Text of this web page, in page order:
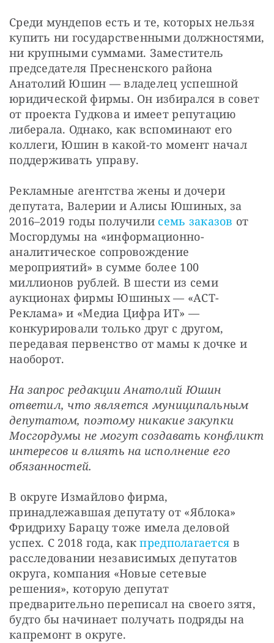
Среди мундепов есть и те, которых нельзя
купить ни государственными должностями,
ни крупными суммами. Заместитель
председателя Пресненского района
Анатолий Юшин — владелец успешной
юридической фирмы. Он избирался в совет
от проекта Гудкова и имеет репутацию
либерала. Однако, как вспоминают его
коллеги, Юшин в какой-то момент начал
поддерживать управу.
Рекламные агентства жены и дочери
депутата, Валерии и Алисы Юшиных, за
2016–2019 годы получили семь заказов от
Мосгордумы на «информационно-
аналитическое сопровождение
мероприятий» в сумме более 100
миллионов рублей. В шести из семи
аукционах фирмы Юшиных — «АСТ-
Реклама» и «Медиа Цифра ИТ» —
конкурировали только друг с другом,
передавая первенство от мамы к дочке и
наоборот.
На запрос редакции Анатолий Юшин
ответил, что является муниципальным
депутатом, поэтому никакие закупки
Мосгордумы не могут создавать конфликт
интересов и влиять на исполнение его
обязанностей.
В округе Измайлово фирма,
принадлежавшая депутату от «Яблока»
Фридриху Барацу тоже имела деловой
успех. С 2018 года, как предполагается в
расследовании независимых депутатов
округа, компания «Новые сетевые
решения», которую депутат
предварительно переписал на своего зятя,
будто бы начинает получать подряды на
капремонт в округе.